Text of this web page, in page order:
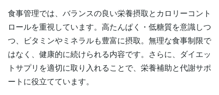
食事管理では、バランスの良い栄養摂取とカロリーコント
ロールを重視しています。高たんぱく・低糖質を意識しつ
つ、ビタミンやミネラルも豊富に摂取。無理な食事制限で
はなく、健康的に続けられる内容です。さらに、ダイエッ
トサプリを適切に取り入れることで、栄養補助と代謝サポ
ートに役立てています。